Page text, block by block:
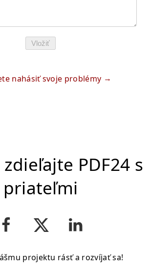
Vložiť
nahásiť svoje problémy
PDF24 s
priateľmi
projektu rásť a rozvíjať sa!